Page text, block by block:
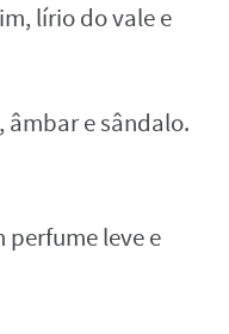
lírio do vale e
âmbar e sândalo.
perfume leve e